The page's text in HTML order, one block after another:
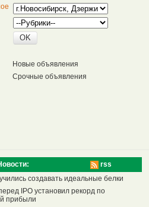
Новые объявления
Срочные объявления
rss
создавать идеальные белки
IPO установил рекорд по
прибыли